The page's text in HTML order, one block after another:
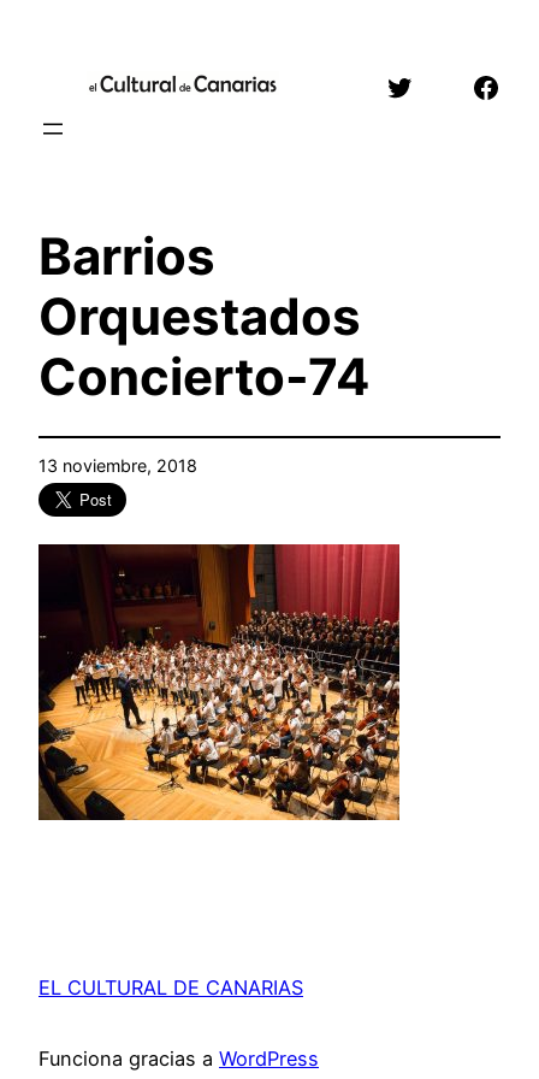
contenido
Twitter
Barrios
Orquestados
Concierto-74
13 noviembre, 2018
EL CULTURAL DE CANARIAS
Funciona gracias a WordPress